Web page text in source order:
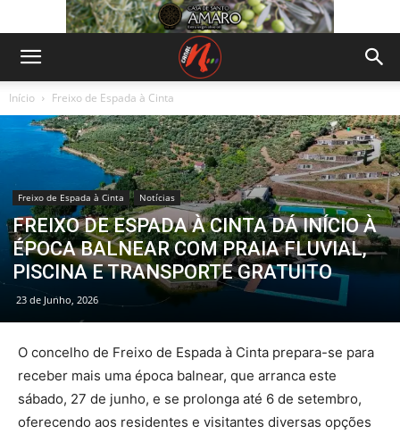
Início Freixo de Espada à Cinta
Freixo de Espada à Cinta Notícias
FREIXO DE ESPADA À CINTA DÁ INÍCIO À
ÉPOCA BALNEAR COM PRAIA FLUVIAL,
PISCINA E TRANSPORTE GRATUITO
23 de Junho, 2026
O concelho de Freixo de Espada à Cinta prepara-se para
receber mais uma época balnear, que arranca este
sábado, 27 de junho, e se prolonga até 6 de setembro,
oferecendo aos residentes e visitantes diversas opções